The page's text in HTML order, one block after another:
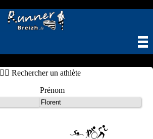
🏃‍♂️ Rechercher un athlète
Prénom